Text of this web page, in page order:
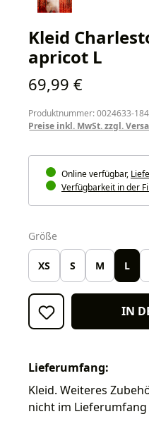
Kleid
apricot L
Regulärer Preis:
69,99 €
Produktnummer: 0024633-
Preise inkl. MwSt. zzgl.
Online verfügbar,
Verfügbarkeit in der
Größe
XS S M L
IN
Lieferumfang:
Kleid. Weiteres
nicht im